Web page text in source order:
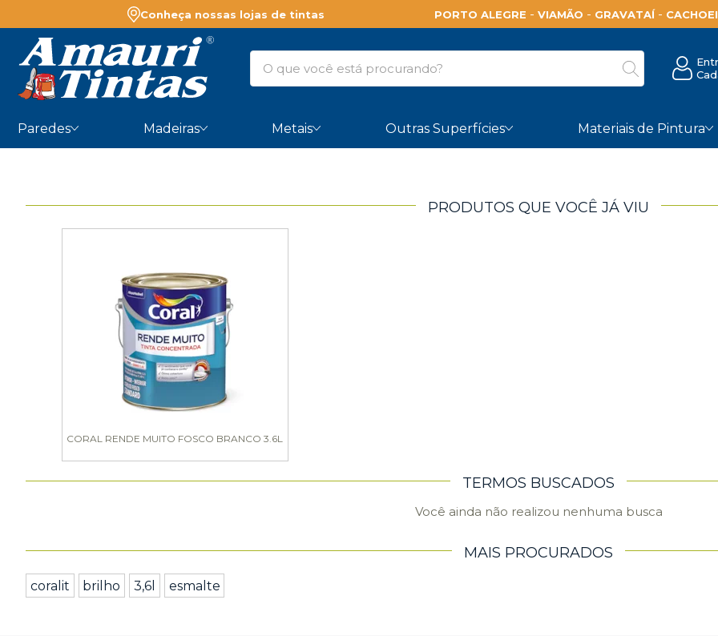
Conheça nossas lojas de tintas PORTO ALEGRE -VIAMÃO - GRAVATAÍ-
Paredes Madeiras Metais Outras Superfícies Materiais de Pintura
PRODUTOS QUE VOCÊ JÁ VIU
CORAL RENDE MUITO FOSCO BRANCO 3.6L
TERMOS BUSCADOS
Você ainda não realizou nenhuma busca
MAIS PROCURADOS
coralit brilho 3,6l esmalte